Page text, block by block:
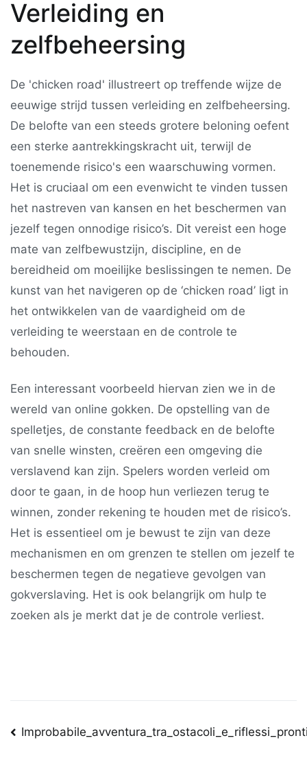
Verleiding en
zelfbeheersing
De 'chicken road' illustreert op treffende wijze de
eeuwige strijd tussen verleiding en zelfbeheersing.
De belofte van een steeds grotere beloning oefent
een sterke aantrekkingskracht uit, terwijl de
toenemende risico's een waarschuwing vormen.
Het is cruciaal om een evenwicht te vinden tussen
het nastreven van kansen en het beschermen van
jezelf tegen onnodige risico’s. Dit vereist een hoge
mate van zelfbewustzijn, discipline, en de
bereidheid om moeilijke beslissingen te nemen. De
kunst van het navigeren op de ‘chicken road’ ligt in
het ontwikkelen van de vaardigheid om de
verleiding te weerstaan en de controle te
behouden.
Een interessant voorbeeld hiervan zien we in de
wereld van online gokken. De opstelling van de
spelletjes, de constante feedback en de belofte
van snelle winsten, creëren een omgeving die
verslavend kan zijn. Spelers worden verleid om
door te gaan, in de hoop hun verliezen terug te
winnen, zonder rekening te houden met de risico’s.
Het is essentieel om je bewust te zijn van deze
mechanismen en om grenzen te stellen om jezelf te
beschermen tegen de negatieve gevolgen van
gokverslaving. Het is ook belangrijk om hulp te
zoeken als je merkt dat je de controle verliest.
Post